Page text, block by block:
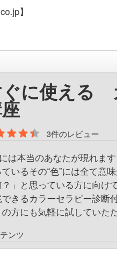
】
に使える
3件のレビュー
には本当のあなたが現れま
いるその“色”には全て意
」と思っている方に向け
きるカラーセラピー診断
方にも気軽に試していた
ンツ